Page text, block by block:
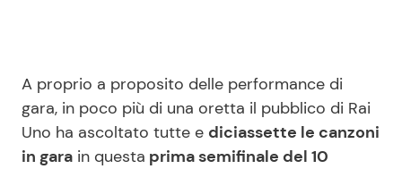
Contattaci
Pubblicità
Privacy Policy
A proprio a proposito delle performance di
gara, in poco più di una oretta il pubblico di Rai
Uno ha ascoltato tutte e diciassette le canzoni
in gara in questa prima semifinale del 10